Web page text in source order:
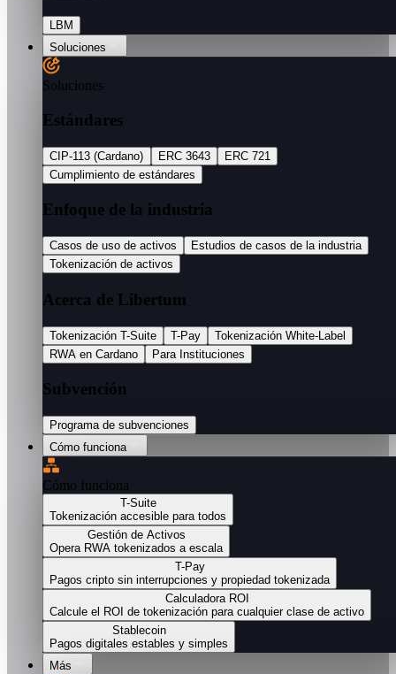
LBM
Soluciones
Soluciones
Estándares
CIP-113 (Cardano) ERC 3643
ERC 721
Cumplimiento de estándares
Enfoque de la industria
Casos de uso de activos
Estudios de casos de la industria
Tokenización de activos
Acerca de Libertum
Tokenización T-Suite T-Pay
Tokenización White-Label
RWA en Cardano
Para Instituciones
Subvención
Programa de subvenciones
Cómo funciona
Cómo funciona
T-Suite
Tokenización accesible para todos
Gestión de Activos
Opera RWA tokenizados a escala
T-Pay
Pagos cripto sin interrupciones y propiedad tokenizada
Calculadora ROI
Calcule el ROI de tokenización para cualquier clase de activo
Stablecoin
Pagos digitales estables y simples
Más